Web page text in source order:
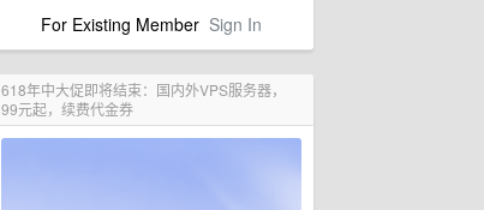
For Existing Member Sign In
618年中大促即将结束：国内外VPS服务器，
99元起，续费代金券